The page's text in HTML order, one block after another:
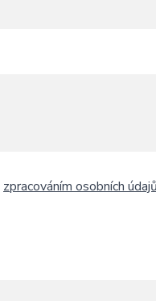
zpracováním osobních